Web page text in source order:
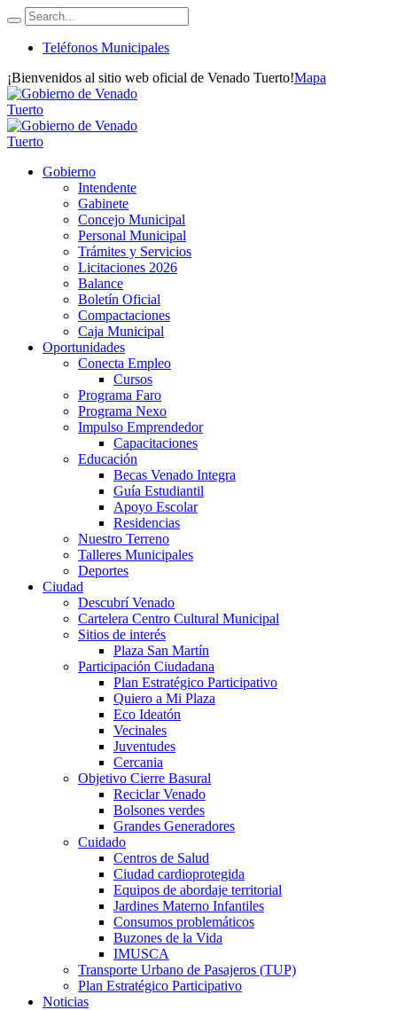
Teléfonos Municipales
¡Bienvenidos al sitio web oficial de Venado Tuerto!Mapa
Gobierno
Intendente
Gabinete
Concejo Municipal
Personal Municipal
Trámites y Servicios
Licitaciones 2026
Balance
Boletín Oficial
Compactaciones
Caja Municipal
Oportunidades
Conecta Empleo
Cursos
Programa Faro
Programa Nexo
Impulso Emprendedor
Capacitaciones
Educación
Becas Venado Integra
Guía Estudiantil
Apoyo Escolar
Residencias
Nuestro Terreno
Talleres Municipales
Deportes
Ciudad
Descubrí Venado
Cartelera Centro Cultural Municipal
Sitios de interés
Plaza San Martín
Participación Ciudadana
Plan Estratégico Participativo
Quiero a Mi Plaza
Eco Ideatón
Vecinales
Juventudes
Cercania
Objetivo Cierre Basural
Reciclar Venado
Bolsones verdes
Grandes Generadores
Cuidado
Centros de Salud
Ciudad cardioprotegida
Equipos de abordaje territorial
Jardines Materno Infantiles
Consumos problemáticos
Buzones de la Vida
IMUSCA
Transporte Urbano de Pasajeros (TUP)
Plan Estratégico Participativo
Noticias